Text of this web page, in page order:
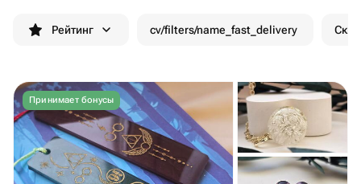
Рейтинг cv/filters/name_fast_delivery
Принимает бонусы